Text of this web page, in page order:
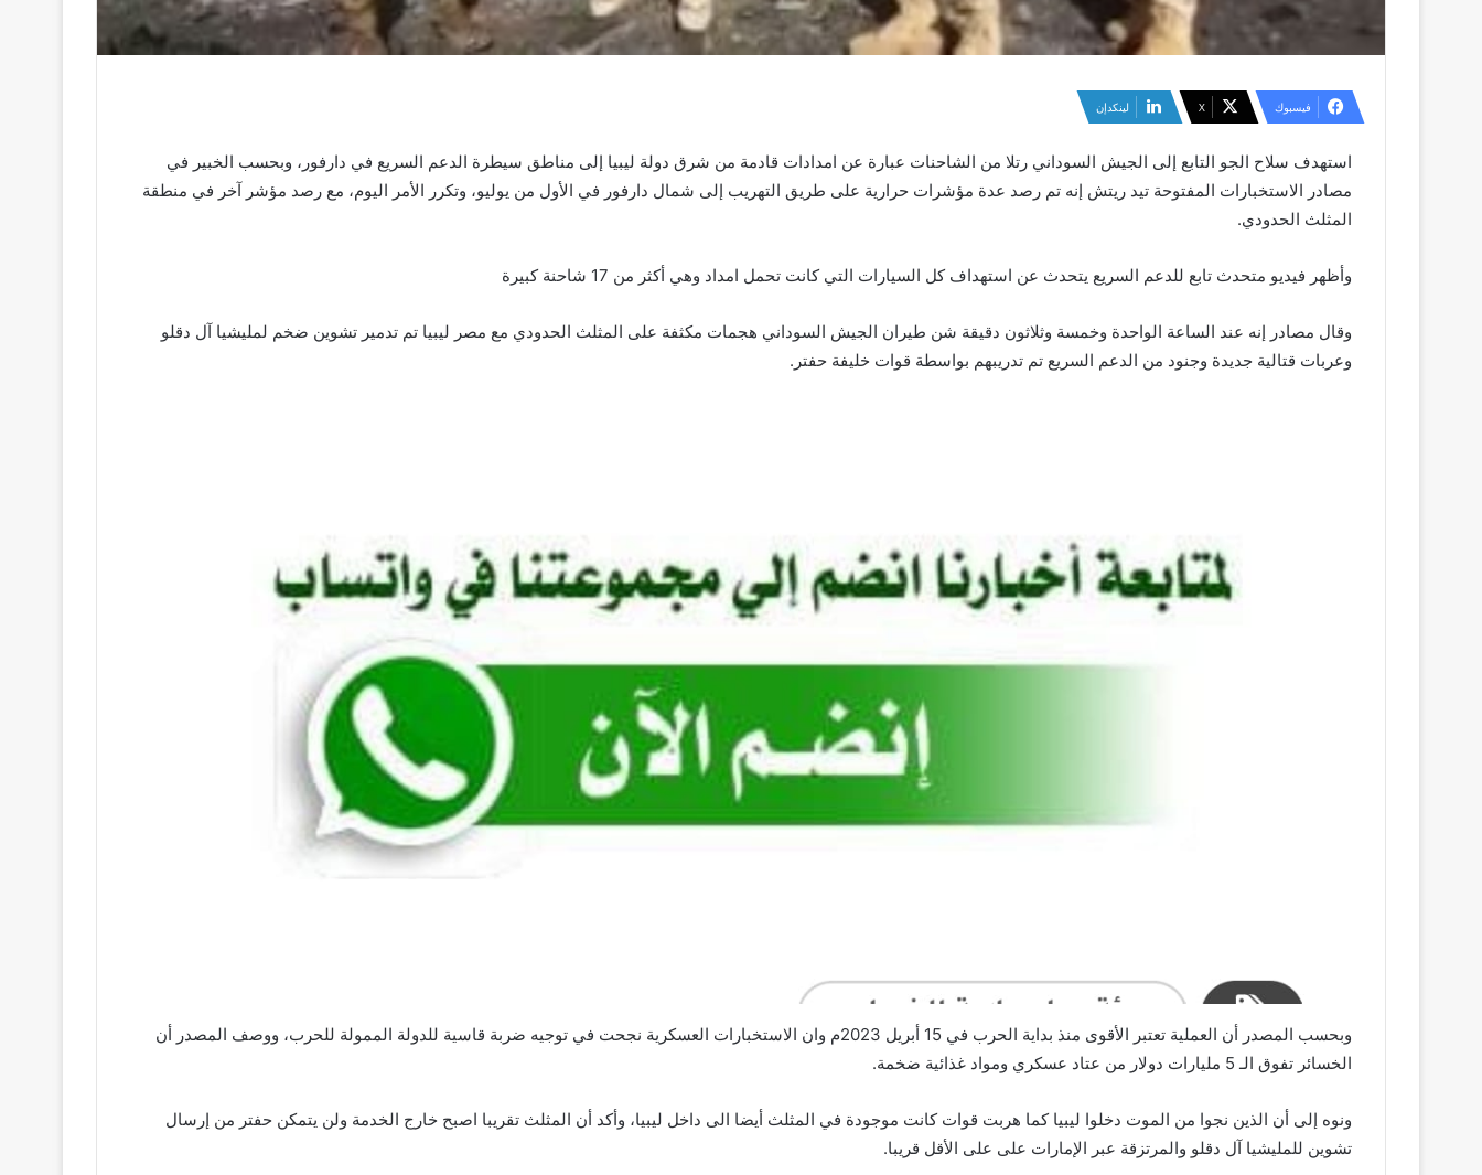
فيسبوك ‫X لينكدإن
استهدف سلاح الجو التابع إلى الجيش السوداني رتلا من الشاحنات عبارة عن امدادات قادمة من شرق دولة ليبيا إلى مناطق سيطرة الدعم السريع في دارفور، وبحسب الخبير في
مصادر الاستخبارات المفتوحة تيد ريتش إنه تم رصد عدة مؤشرات حرارية على طريق التهريب إلى شمال دارفور في الأول من يوليو، وتكرر الأمر اليوم، مع رصد مؤشر آخر في منطقة
المثلث الحدودي.
وأظهر فيديو متحدث تابع للدعم السريع يتحدث عن استهداف كل السيارات التي كانت تحمل امداد وهي أكثر من 17 شاحنة كبيرة
وقال مصادر إنه عند الساعة الواحدة وخمسة وثلاثون دقيقة شن طيران الجيش السوداني هجمات مكثفة على المثلث الحدودي مع مصر ليبيا تم تدمير تشوين ضخم لمليشيا آل دقلو
وعربات قتالية جديدة وجنود من الدعم السريع تم تدريبهم بواسطة قوات خليفة حفتر.
وبحسب المصدر أن العملية تعتبر الأقوى منذ بداية الحرب في 15 أبريل 2023م وان الاستخبارات العسكرية نجحت في توجيه ضربة قاسية للدولة الممولة للحرب، ووصف المصدر أن
الخسائر تفوق الـ 5 مليارات دولار من عتاد عسكري ومواد غذائية ضخمة.
ونوه إلى أن الذين نجوا من الموت دخلوا ليبيا كما هربت قوات كانت موجودة في المثلث أيضا الى داخل ليبيا، وأكد أن المثلث تقريبا اصبح خارج الخدمة ولن يتمكن حفتر من إرسال
تشوين للمليشيا آل دقلو والمرتزقة عبر الإمارات على على الأقل قريبا.